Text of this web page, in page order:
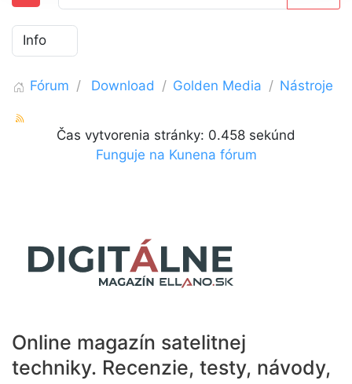
Fórum Download Golden Media Nástroje
Čas vytvorenia stránky: 0.458 sekúnd
Funguje na Kunena fórum
Online magazín satelitnej
techniky. Recenzie, testy, návody,